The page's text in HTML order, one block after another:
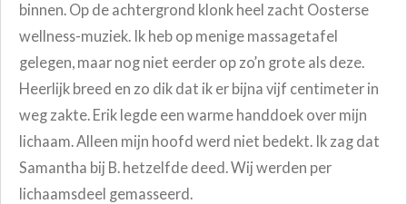
binnen. Op de achtergrond klonk heel zacht Oosterse
wellness-muziek. Ik heb op menige massagetafel
gelegen, maar nog niet eerder op zo’n grote als deze.
Heerlijk breed en zo dik dat ik er bijna vijf centimeter in
weg zakte. Erik legde een warme handdoek over mijn
lichaam. Alleen mijn hoofd werd niet bedekt. Ik zag dat
Samantha bij B. hetzelfde deed. Wij werden per
lichaamsdeel gemasseerd.